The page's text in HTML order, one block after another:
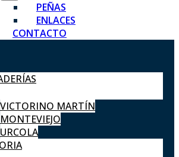
PEÑAS
ENLACES
CONTACTO
VICTORINO MARTÍN
MONTEVIEJO
URCOLA